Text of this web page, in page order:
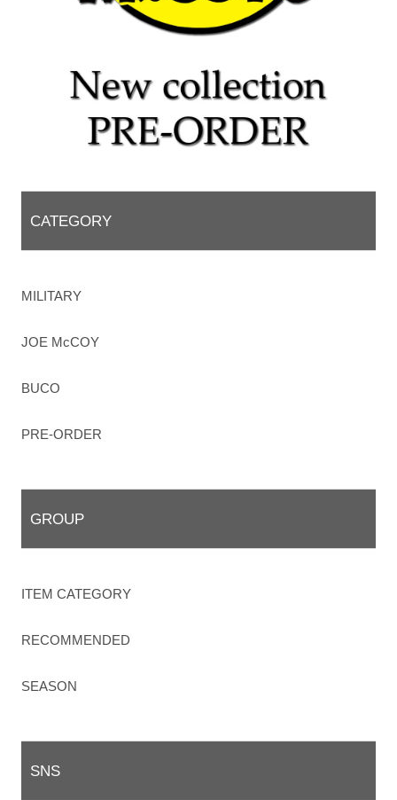
CATEGORY
MILITARY
JOE McCOY
BUCO
PRE-ORDER
GROUP
ITEM CATEGORY
RECOMMENDED
SEASON
SNS